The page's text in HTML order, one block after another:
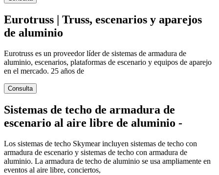
Eurotruss | Truss, escenarios y aparejos
de aluminio
Eurotruss es un proveedor líder de sistemas de armadura de
aluminio, escenarios, plataformas de escenario y equipos de aparejo
en el mercado. 25 años de
Consulta
Sistemas de techo de armadura de
escenario al aire libre de aluminio -
Los sistemas de techo Skymear incluyen sistemas de techo con
armadura de escenario y sistemas de techo con armadura de
aluminio. La armadura de techo de aluminio se usa ampliamente en
eventos al aire libre, conciertos,